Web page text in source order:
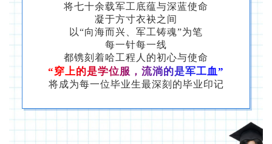
将七十余载军工底蕴与深蓝使命
凝于方寸衣袂之间
以“向海而兴、军工铸魂”为笔
每一针每一线
都镌刻着哈工程人的初心与使命
“穿上的是学位服，流淌的是军工血”
将成为每一位毕业生最深刻的毕业印记